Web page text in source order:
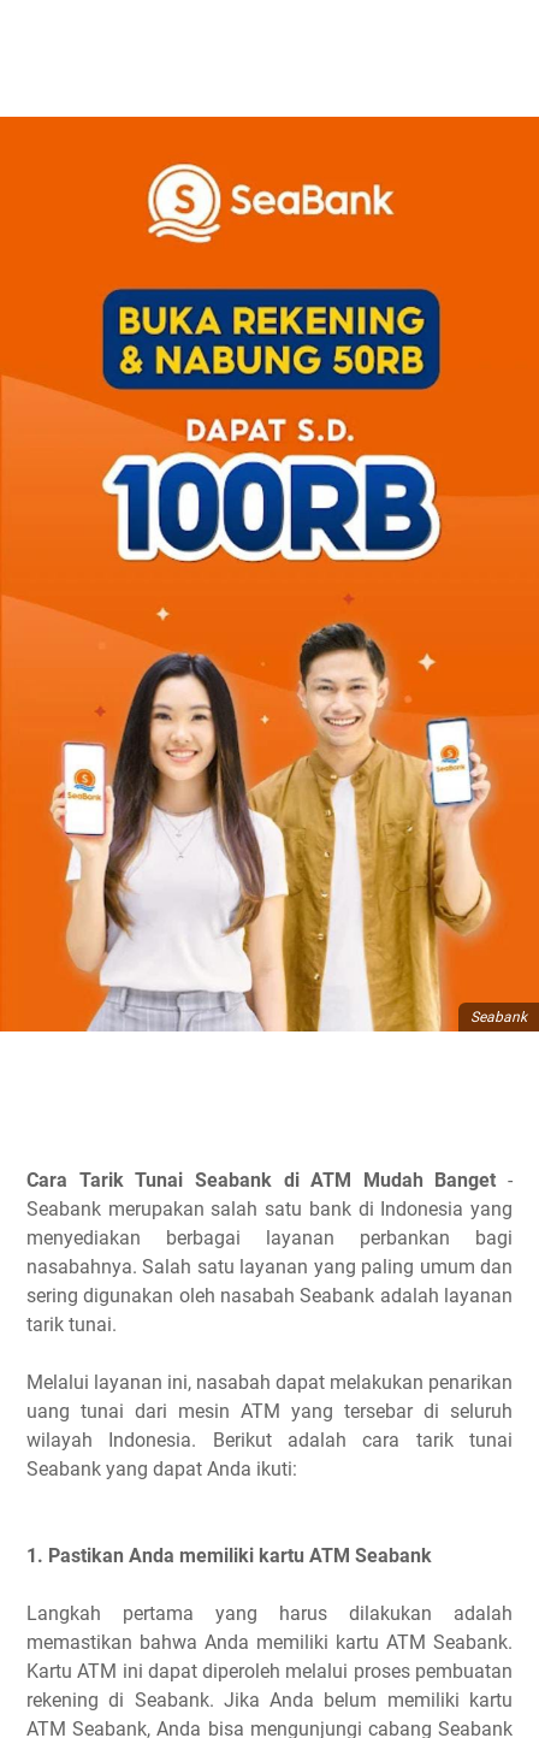
Seabank
Cara Tarik Tunai Seabank di ATM Mudah Banget -
Seabank merupakan salah satu bank di Indonesia yang
menyediakan berbagai layanan perbankan bagi
nasabahnya. Salah satu layanan yang paling umum dan
sering digunakan oleh nasabah Seabank adalah layanan
tarik tunai.
Melalui layanan ini, nasabah dapat melakukan penarikan
uang tunai dari mesin ATM yang tersebar di seluruh
wilayah Indonesia. Berikut adalah cara tarik tunai
Seabank yang dapat Anda ikuti:
1. Pastikan Anda memiliki kartu ATM Seabank
Langkah pertama yang harus dilakukan adalah
memastikan bahwa Anda memiliki kartu ATM Seabank.
Kartu ATM ini dapat diperoleh melalui proses pembuatan
rekening di Seabank. Jika Anda belum memiliki kartu
ATM Seabank, Anda bisa mengunjungi cabang Seabank